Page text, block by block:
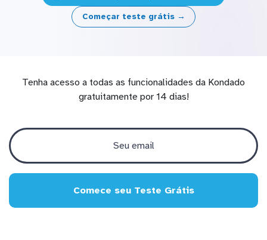
Começar teste grátis →
Tenha acesso a todas as funcionalidades da Kondado
gratuitamente por 14 dias!
Comece seu Teste Grátis